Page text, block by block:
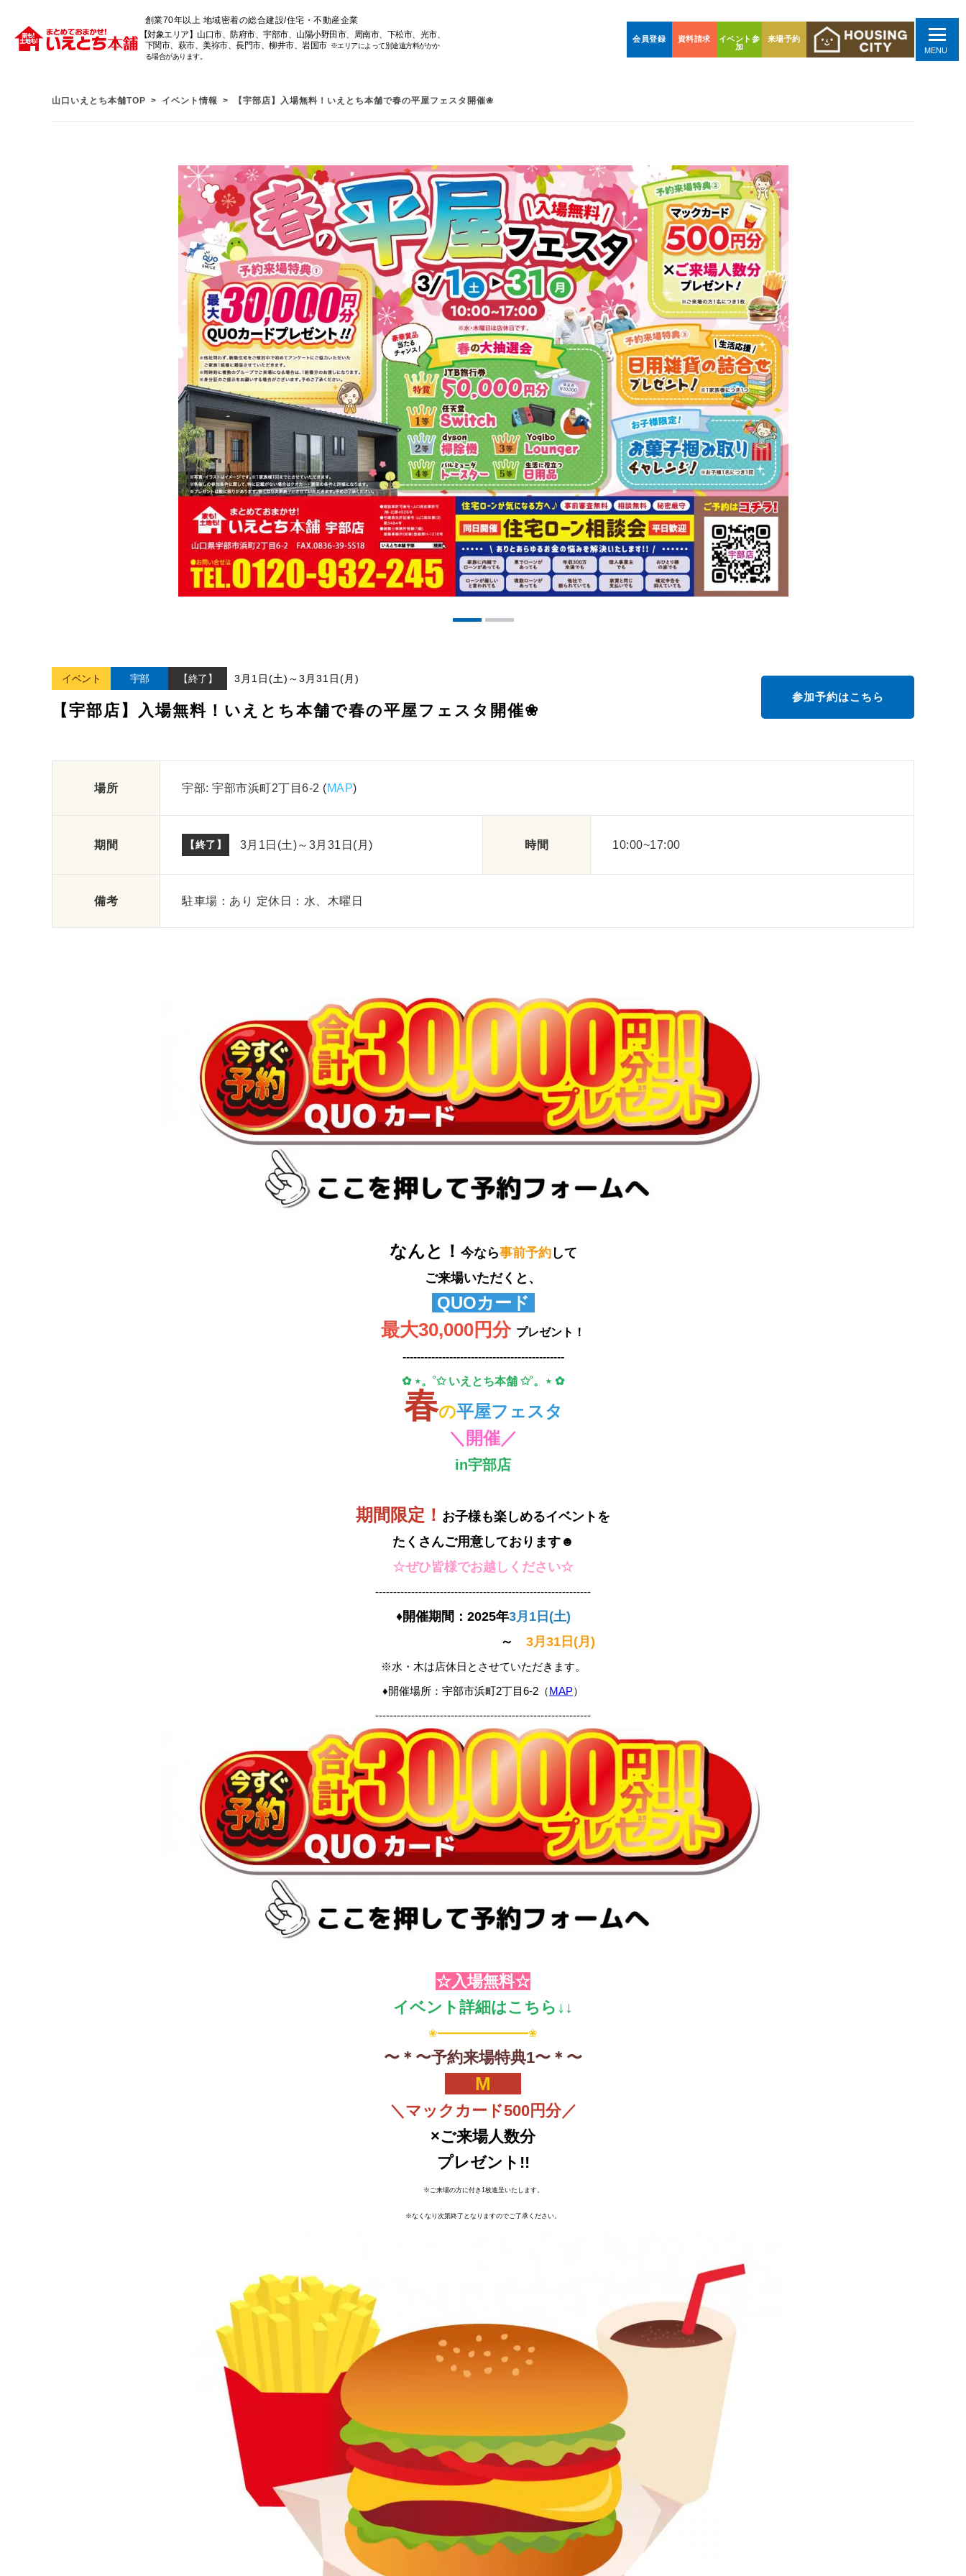
創業70年以上 地域密着の総合建設/住宅・不動産企業
【対象エリア】山口市、防府市、宇部市、山陽小野田市、周南市、下松市、光市、
下関市、萩市、美祢市、長門市、柳井市、岩国市 ※エリアによって別途遠方料がかか
る場合があります。
MENU
会員登録 資料請求
イベント参
加
来場予約
山口いえとち本舗TOP イベント情報 【宇部店】入場無料！いえとち本舗で春の平屋フェスタ開催❀
イベント 宇部 【終了】 3月1日(土) ～ 3月31日(月)
【宇部店】入場無料！いえとち本舗で春の平屋フェスタ開催❀
参加予約はこちら
場所 宇部 宇部市浜町2丁目6-2 (MAP)
期間 【終了】 3月1日(土)～ 3月31日(月) 時間 10:00~17:00
備考 駐車場：あり 定休日：水、木曜日
なんと！ 今なら事前予約して
ご来場いただくと、
QUOカード
最大30,000円分 プレゼント！
---------------------------------------------
✿ ⋆。˚✩ いえとち本舗 ✩˚。⋆ ✿
春の平屋フェスタ
＼開催／
in宇部店
期間限定！ お子様も楽しめるイベントを
たくさんご用意しております☻
☆ぜひ皆様でお越しください☆
------------------------------------------------------------
♦開催期間：2025年3月1日(土)
～ 3月31日(月)
※水・木は店休日とさせていただきます。
♦開催場所： 宇部市浜町2丁目6-2 （MAP）
------------------------------------------------------------
☆入場無料☆
イベント詳細はこちら↓↓
❀━━━━━━━━━━━━━━❀
〜＊〜予約来場特典1〜＊〜
M
＼マックカード500円分／
×ご来場人数分
プレゼント!!
※ご来場の方に付き1枚進呈いたします。
※なくなり次第終了となりますのでご了承ください。